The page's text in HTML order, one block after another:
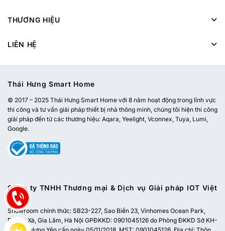
THƯƠNG HIỆU
LIÊN HỆ
Thái Hưng Smart Home
© 2017 – 2025 Thái Hưng Smart Home với 8 năm hoạt động trong lĩnh vực
thi công và tư vấn giải pháp thiết bị nhà thông minh, chúng tôi hiện thi công
giải pháp đến từ các thương hiệu: Aqara, Yeelight, Vconnex, Tuya, Lumi,
Google.
Công ty TNHH Thương mại & Dịch vụ Giải pháp IOT Việt
Nam
Showroom chính thức: SB23-227, Sao Biển 23, Vinhomes Ocean Park,
Dương Xá, Gia Lâm, Hà Nội GPĐKKD: 0901045126 do Phòng ĐKKD Sở KH-